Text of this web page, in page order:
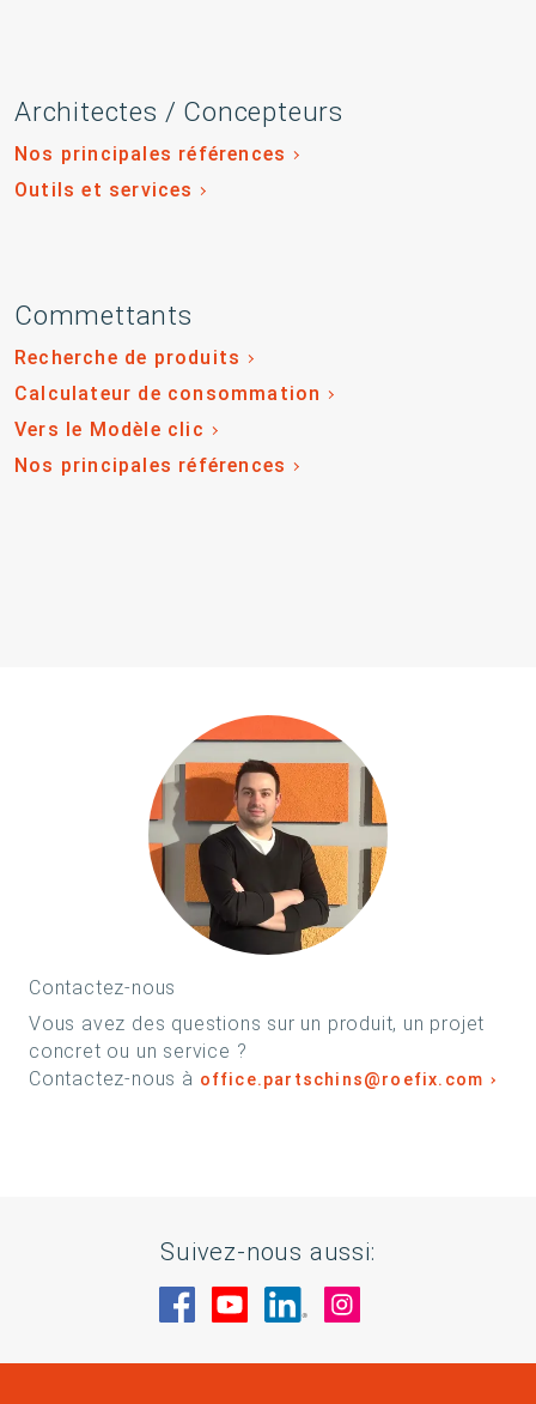
Architectes / Concepteurs
Nos principales références
Outils et services
Commettants
Recherche de produits
Calculateur de consommation
Vers le Modèle clic
Nos principales références
Contactez-nous
Vous avez des questions sur un produit, un projet
concret ou un service ?
Contactez-nous à office.partschins@roefix.com
Suivez-nous aussi:
Rendez-nous visite sur Facebook
Rendez-nous visite sur
Rendez-nous visite